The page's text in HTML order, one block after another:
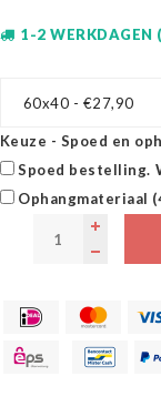
1-2 WERKDAGEN
60x40 - €27,90
Keuze - Spoed en
Spoed bestelling.
Ophangmateriaal